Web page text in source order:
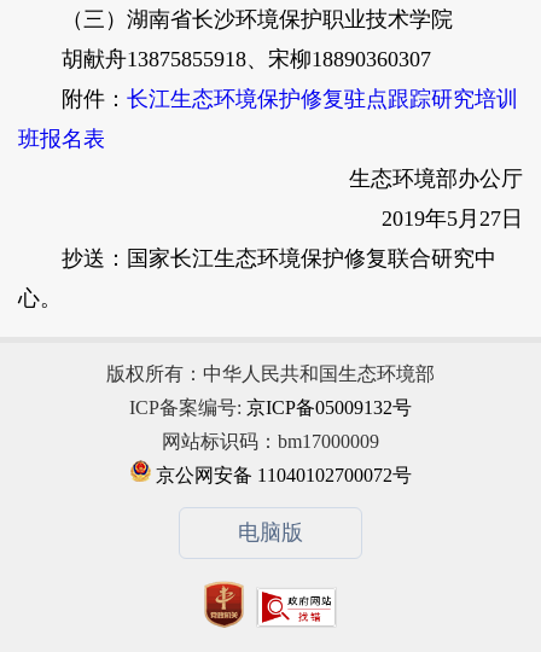
（三）湖南省长沙环境保护职业技术学院
胡献舟13875855918、宋柳18890360307
附件： 长江生态环境保护修复驻点跟踪研究培训
班报名表
生态环境部办公厅
2019年5月27日
抄送：国家长江生态环境保护修复联合研究中
心。
版权所有：中华人民共和国生态环境部
ICP备案编号: 京ICP备05009132号
网站标识码：bm17000009
京公网安备 11040102700072号
电脑版